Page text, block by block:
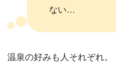
ない…
温泉の好みも人それぞれ。